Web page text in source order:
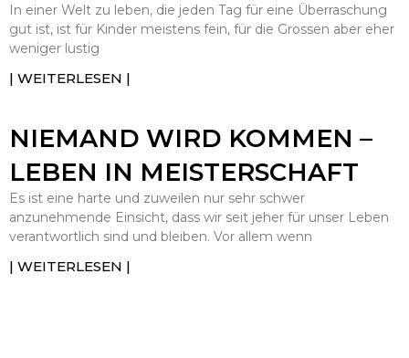
In einer Welt zu leben, die jeden Tag für eine Überraschung
gut ist, ist für Kinder meistens fein, für die Grossen aber eher
weniger lustig
| WEITERLESEN |
NIEMAND WIRD KOMMEN –
LEBEN IN MEISTERSCHAFT
Es ist eine harte und zuweilen nur sehr schwer
anzunehmende Einsicht, dass wir seit jeher für unser Leben
verantwortlich sind und bleiben. Vor allem wenn
| WEITERLESEN |